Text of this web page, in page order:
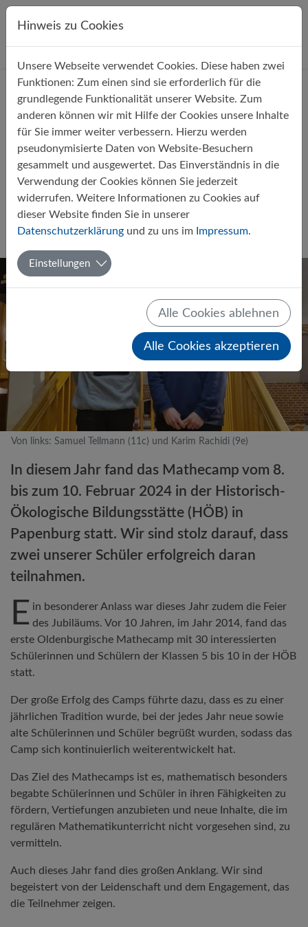
Direkt zur Hauptnavigation springen
Direkt zum Inhalt springen
StartseiteÜber uns Aktuelles
Samuel und Karim nehmen
erfolgreich am Mathecamp 2024
teil
19.02.2024
Von links: Samuel Tellmann (11c) und Karim Rachidi (9e)
In diesem Jahr fand das Mathecamp vom 8.
bis zum 10. Februar 2024 in der Historisch-
Ökologische Bildungsstätte (HÖB) in
Papenburg statt. Wir sind stolz darauf, dass
zwei unserer Schüler erfolgreich daran
teilnahmen.
E in besonderer Anlass war dieses Jahr zudem die Feier
des Jubiläums. Vor 10 Jahren, im Jahr 2014, fand das
erste Oldenburgische Mathecamp mit 30 interessierten
Schülerinnen und Schülern der Klassen 5 bis 10 in der HÖB
statt.
Der große Erfolg des Camps führte dazu, dass es zu einer
jährlichen Tradition wurde, bei der jedes Jahr neue sowie
alte Schülerinnen und Schüler begrüßt wurden, sodass das
Camp sich kontinuierlich weiterentwickelt hat.
Das Ziel des Mathecamps ist es, mathematisch besonders
begabte Schülerinnen und Schüler in ihren Fähigkeiten zu
fördern, Vertiefungen anzubieten und neue Inhalte, die im
regulären Mathematikunterricht nicht vorgesehen sind, zu
vermitteln.
Auch dieses Jahr fand dies großen Anklang. Wir sind
begeistert von der Leidenschaft und dem Engagement, das
die Teilnehmer zeigen.
Hinweis zu Cookies
Unsere Webseite verwendet Cookies. Diese haben zwei
Funktionen: Zum einen sind sie erforderlich für die
grundlegende Funktionalität unserer Website. Zum
anderen können wir mit Hilfe der Cookies unsere Inhalte
für Sie immer weiter verbessern. Hierzu werden
pseudonymisierte Daten von Website-Besuchern
gesammelt und ausgewertet. Das Einverständnis in die
Verwendung der Cookies können Sie jederzeit
widerrufen. Weitere Informationen zu Cookies auf
dieser Website finden Sie in unserer
Datenschutzerklärung und zu uns im Impressum.
Einstellungen
Alle Cookies ablehnen
Alle Cookies akzeptieren